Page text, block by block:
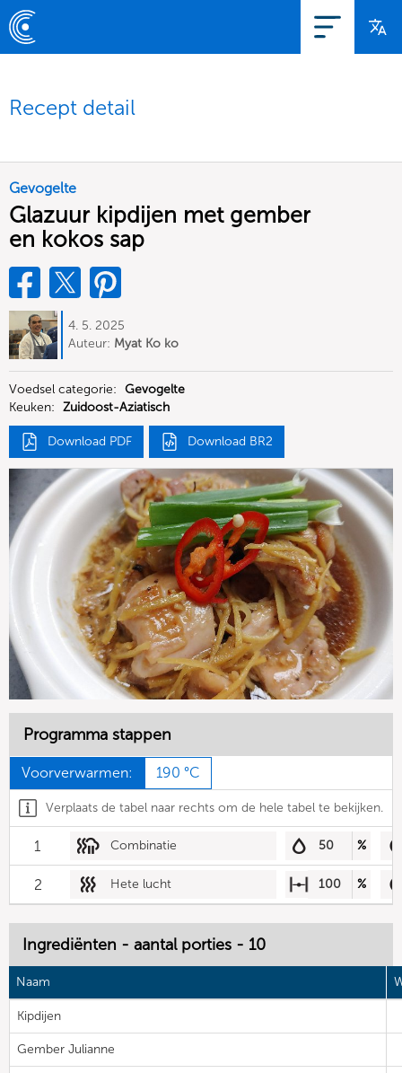
Recept detail
Gevogelte
Glazuur kipdijen met gember
en kokos sap
4. 5. 2025
Auteur: Myat Ko ko
Voedsel categorie: Gevogelte
Keuken: Zuidoost-Aziatisch
Download PDF Download BR2
Programma stappen
Voorverwarmen: 190 °C
Verplaats de tabel naar rechts om de hele tabel te bekijken.
1 Combinatie 50 %
2 Hete lucht 100 %
Ingrediënten - aantal porties - 10
Naam
Kipdijen
Gember Julianne